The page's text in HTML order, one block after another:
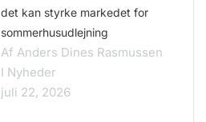
det kan styrke markedet for
sommerhusudlejning
Af Anders Dines Rasmussen
I Nyheder
juli 22, 2026